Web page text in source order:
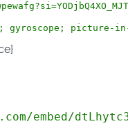
gyroscope; picture-